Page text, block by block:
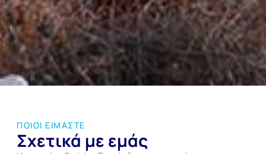
ΠΟΙΟΙ ΕΙΜΑΣΤΕ
Σχετικά με εμάς